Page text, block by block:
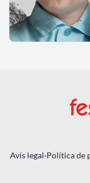
Avís legal·Política de